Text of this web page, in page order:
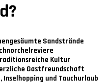
Sandstrände
Kultur
Gastfreundschaft
und Tauchurlaub